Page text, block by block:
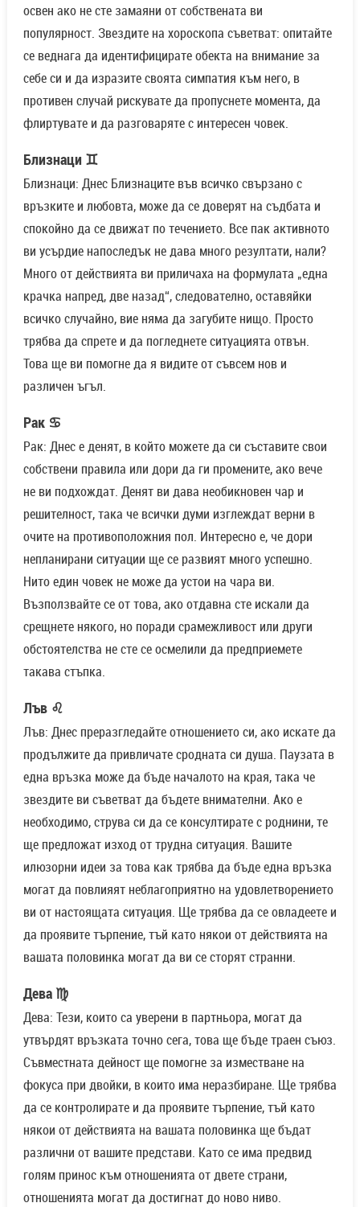
освен ако не сте замаяни от собствената ви
популярност. Звездите на хороскопа съветват: опитайте
се веднага да идентифицирате обекта на внимание за
себе си и да изразите своята симпатия към него, в
противен случай рискувате да пропуснете момента, да
флиртувате и да разговаряте с интересен човек.
Близнаци ♊
Близнаци: Днес Близнаците във всичко свързано с
връзките и любовта, може да се доверят на съдбата и
спокойно да се движат по течението. Все пак активното
ви усърдие напоследък не дава много резултати, нали?
Много от действията ви приличаха на формулата „една
крачка напред, две назад“, следователно, оставяйки
всичко случайно, вие няма да загубите нищо. Просто
трябва да спрете и да погледнете ситуацията отвън.
Това ще ви помогне да я видите от съвсем нов и
различен ъгъл.
Рак ♋
Рак: Днес е денят, в който можете да си съставите свои
собствени правила или дори да ги промените, ако вече
не ви подхождат. Денят ви дава необикновен чар и
решителност, така че всички думи изглеждат верни в
очите на противоположния пол. Интересно е, че дори
непланирани ситуации ще се развият много успешно.
Нито един човек не може да устои на чара ви.
Възползвайте се от това, ако отдавна сте искали да
срещнете някого, но поради срамежливост или други
обстоятелства не сте се осмелили да предприемете
такава стъпка.
Лъв ♌
Лъв: Днес преразгледайте отношението си, ако искате да
продължите да привличате сродната си душа. Паузата в
една връзка може да бъде началото на края, така че
звездите ви съветват да бъдете внимателни. Ако е
необходимо, струва си да се консултирате с роднини, те
ще предложат изход от трудна ситуация. Вашите
илюзорни идеи за това как трябва да бъде една връзка
могат да повлияят неблагоприятно на удовлетворението
ви от настоящата ситуация. Ще трябва да се овладеете и
да проявите търпение, тъй като някои от действията на
вашата половинка могат да ви се сторят странни.
Дева ♍
Дева: Тези, които са уверени в партньора, могат да
утвърдят връзката точно сега, това ще бъде траен съюз.
Съвместната дейност ще помогне за изместване на
фокуса при двойки, в които има неразбиране. Ще трябва
да се контролирате и да проявите търпение, тъй като
някои от действията на вашата половинка ще бъдат
различни от вашите представи. Като се има предвид
голям принос към отношенията от двете страни,
отношенията могат да достигнат до ново ниво.